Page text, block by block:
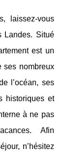
laissez-vous
Landes. Situé
est un
ses nombreux
l’océan, ses
historiques et
à ne pas
Afin
n’hésitez